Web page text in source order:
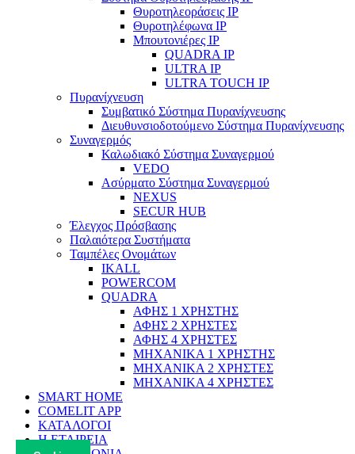
Θυροτηλεοράσεις IP
Θυροτηλέφωνα IP
Μπουτονιέρες IP
QUADRA IP
ULTRA IP
ULTRA TOUCH IP
Πυρανίχνευση
Συμβατικό Σύστημα Πυρανίχνευσης
Διευθυνσιοδοτούμενο Σύστημα Πυρανίχνευσης
Συναγερμός
Καλωδιακό Σύστημα Συναγερμού
VEDO
Ασύρματο Σύστημα Συναγερμού
NEXUS
SECUR HUB
Έλεγχος Πρόσβασης
Παλαιότερα Συστήματα
Ταμπέλες Ονομάτων
IKALL
POWERCOM
QUADRA
ΑΦΗΣ 1 ΧΡΗΣΤΗΣ
ΑΦΗΣ 2 ΧΡΗΣΤΕΣ
ΑΦΗΣ 4 ΧΡΗΣΤΕΣ
ΜΗΧΑΝΙΚΑ 1 ΧΡΗΣΤΗΣ
ΜΗΧΑΝΙΚΑ 2 ΧΡΗΣΤΕΣ
ΜΗΧΑΝΙΚΑ 4 ΧΡΗΣΤΕΣ
SMART HOME
COMELIT APP
ΚΑΤΑΛΟΓΟΙ
Η ΕΤΑΙΡΕΙΑ